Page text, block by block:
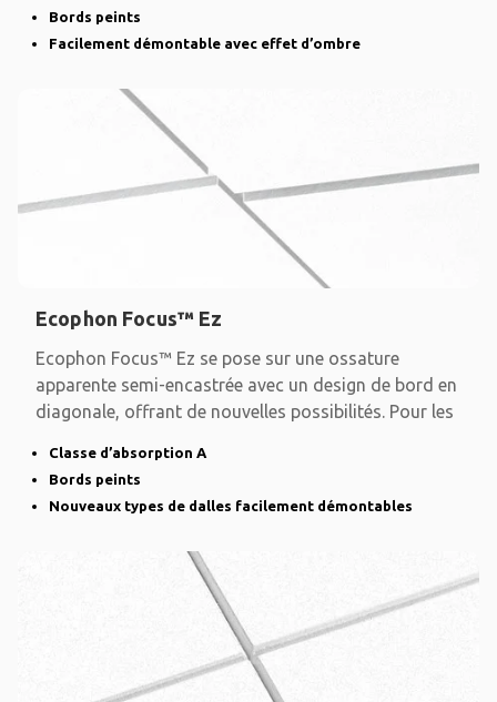
Bords peints
Facilement démontable avec effet d’ombre
Ecophon Focus™ Ez
Ecophon Focus™ Ez se pose sur une ossature
apparente semi-encastrée avec un design de bord en
diagonale, offrant de nouvelles possibilités. Pour les
Classe d’absorption A
Bords peints
Nouveaux types de dalles facilement démontables